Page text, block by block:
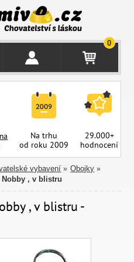
0
Na trhu
od roku 2009
29.000+
hodnocení
vybavení » Obojky »
, v blistru
, v blistru -